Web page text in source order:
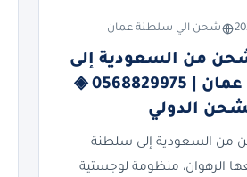
شحن الي سلطنة عمان
من السعودية إلى
سلطنة عمان | 0568829975 ◈
الدولي
من السعودية إلى سلطنة
الرهوان، منظومة لوجستية